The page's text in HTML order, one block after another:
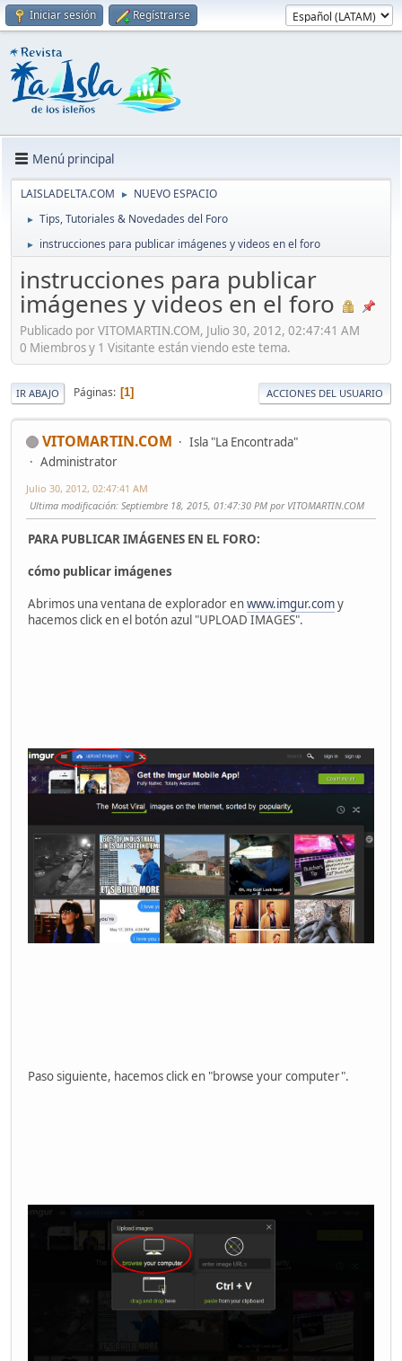
Iniciar sesión Regístrarse
Menú principal
LAISLADELTA.COM ► NUEVO ESPACIO
► Tips, Tutoriales & Novedades del Foro
► instrucciones para publicar imágenes y videos en el foro
instrucciones para publicar
imágenes y videos en el foro
Publicado por VITOMARTIN.COM, Julio 30, 2012, 02:47:41 AM
0 Miembros y 1 Visitante están viendo este tema.
IR ABAJO Páginas 1 ACCIONES DEL USUARIO
VITOMARTIN.COM
Isla "La Encontrada"
Administrator
Julio 30, 2012, 02:47:41 AM
Ultima modificación: Septiembre 18, 2015, 01:47:30 PM por VITOMARTIN.COM
PARA PUBLICAR IMÁGENES EN EL FORO:
cómo publicar imágenes
Abrimos una ventana de explorador enwww.imgur.comy
hacemos click en el botón azul "UPLOAD IMAGES".
Paso siguiente, hacemos click en "browse your computer".